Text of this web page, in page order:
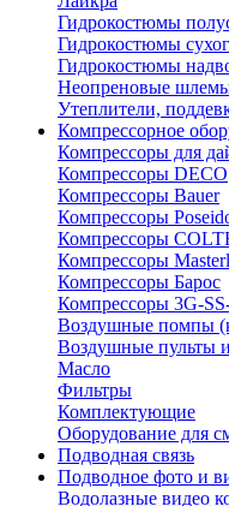
Гидрокостюмы
Гидрокостюмы
Гидрокостюмы
Неопреновые
Утеплители,
Компрессорное
Компрессоры для
Компрессоры DECO
Компрессоры Bauer
Компрессоры
Компрессоры
Компрессоры
Компрессоры Барос
Компрессоры 3G-
Воздушные помпы
Воздушные
Масло
Фильтры
Комплектующие
Оборудование для
Подводная связь
Подводное фото и
Водолазные видео